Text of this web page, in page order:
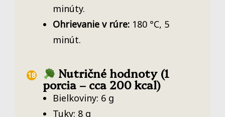
minúty.
Ohrievanie v rúre: 180 °C, 5
minút.
Nutričné hodnoty (1
porcia – cca 200 kcal)
Bielkoviny: 6 g
Tuky: 8 g